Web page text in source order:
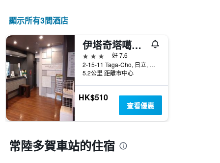
顯示所有3間酒店
伊塔奇塔噶魯特旅館
3星級
好 7.6
2-15-11 Taga-Cho, 日立, 日本
5.2公里 距離市中心
HK$510
查看優惠
常陸多賀車站的住宿